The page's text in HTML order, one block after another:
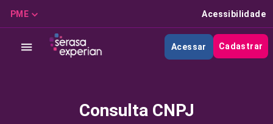
PME Acessibilidade
Acessar Cadastrar
Consulta CNPJ